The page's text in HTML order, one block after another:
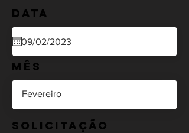
Data
Mês
Solicitação